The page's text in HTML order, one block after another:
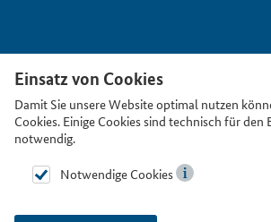
Einsatz von Cookies
Damit Sie unsere Website optimal nutzen
Cookies. Einige Cookies sind technisch für den
notwendig.
Notwendige Cookies